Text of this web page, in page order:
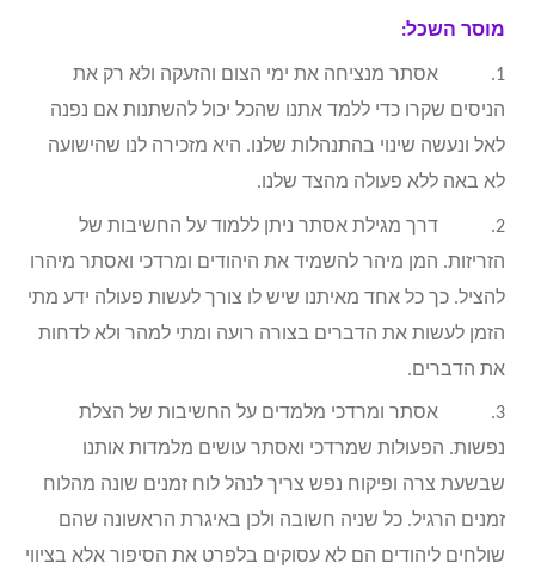
מוסר השכל:
1. אסתר מנציחה את ימי הצום והזעקה ולא רק את
הניסים שקרו כדי ללמד אתנו שהכל יכול להשתנות אם נפנה
לאל ונעשה שינוי בהתנהלות שלנו. היא מזכירה לנו שהישועה
לא באה ללא פעולה מהצד שלנו.
2. דרך מגילת אסתר ניתן ללמוד על החשיבות של
הזריזות. המן מיהר להשמיד את היהודים ומרדכי ואסתר מיהרו
להציל. כך כל אחד מאיתנו שיש לו צורך לעשות פעולה ידע מתי
הזמן לעשות את הדברים בצורה רועה ומתי למהר ולא לדחות
את הדברים.
3. אסתר ומרדכי מלמדים על החשיבות של הצלת
נפשות. הפעולות שמרדכי ואסתר עושים מלמדות אותנו
שבשעת צרה ופיקוח נפש צריך לנהל לוח זמנים שונה מהלוח
זמנים הרגיל. כל שניה חשובה ולכן באיגרת הראשונה שהם
שולחים ליהודים הם לא עסוקים בלפרט את הסיפור אלא בציווי